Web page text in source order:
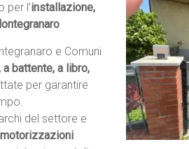
per l’installazione,
e Comuni
battente, a libro,
per garantire
del settore e
motorizzazioni